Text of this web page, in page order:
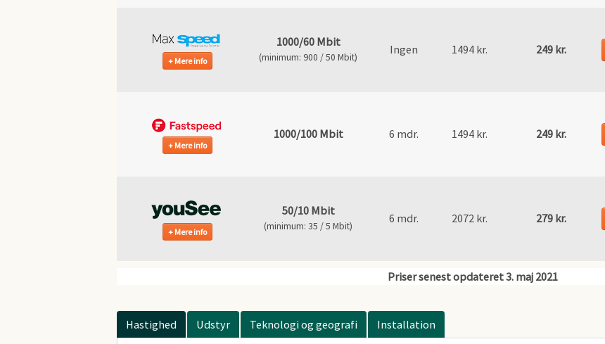
Mere info
1000/60 Mbit
(minimum: 900 / 50 Mbit)
Ingen 1494 kr. 249 kr.
Mere info
1000/100 Mbit 6 mdr. 1494 kr. 249 kr.
Mere info
50/10 Mbit
(minimum: 35 / 5 Mbit)
6 mdr. 2072 kr. 279 kr.
Hastighed Udstyr Teknologi og geografi
Installation